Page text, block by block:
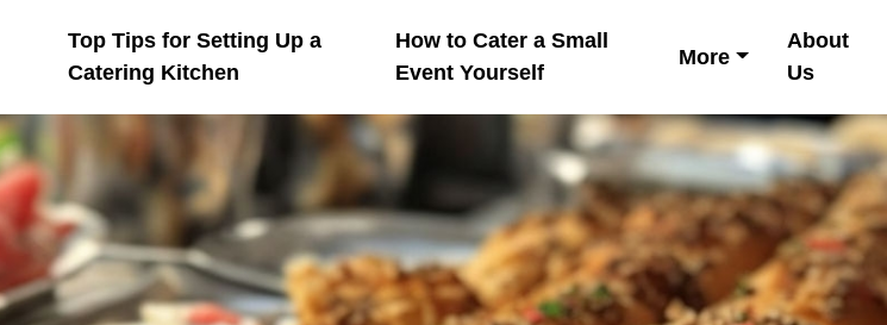
Top Tips for Setting Up a
Catering Kitchen
How to Cater a Small
Event Yourself
More
About
Us